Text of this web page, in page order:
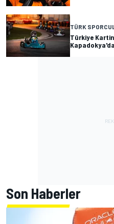
TÜRK
Türkiye
Son Haberler